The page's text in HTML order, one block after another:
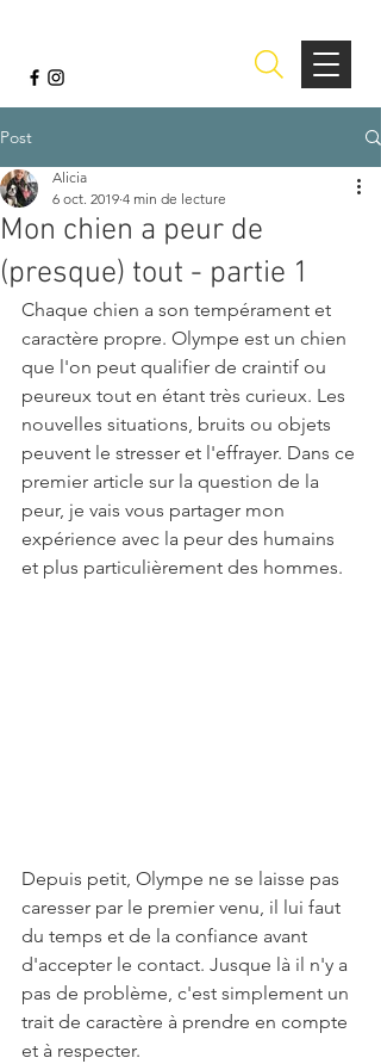
Post
Mon chien a peur de
(presque) tout - partie 1
Alicia
6 oct. 2019 4 min de lecture
Chaque chien a son tempérament et
caractère propre. Olympe est un chien
que l'on peut qualifier de craintif ou
peureux tout en étant très curieux. Les
nouvelles situations, bruits ou objets
peuvent le stresser et l'effrayer. Dans ce
premier article sur la question de la
peur, je vais vous partager mon
expérience avec la peur des humains
et plus particulièrement des hommes.
Depuis petit, Olympe ne se laisse pas
caresser par le premier venu, il lui faut
du temps et de la confiance avant
d'accepter le contact. Jusque là il n'y a
pas de problème, c'est simplement un
trait de caractère à prendre en compte
et à respecter.